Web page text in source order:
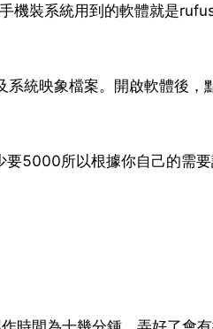
機裝系統用到的軟體就是
統映象檔案。開啟軟體後，
5000所以根據你自己的需要